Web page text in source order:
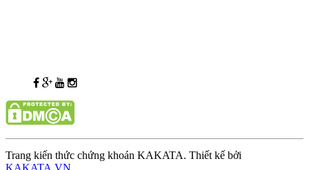
Trang kiến thức chứng khoán KAKATA. Thiết kế bởi
KAKATA.VN